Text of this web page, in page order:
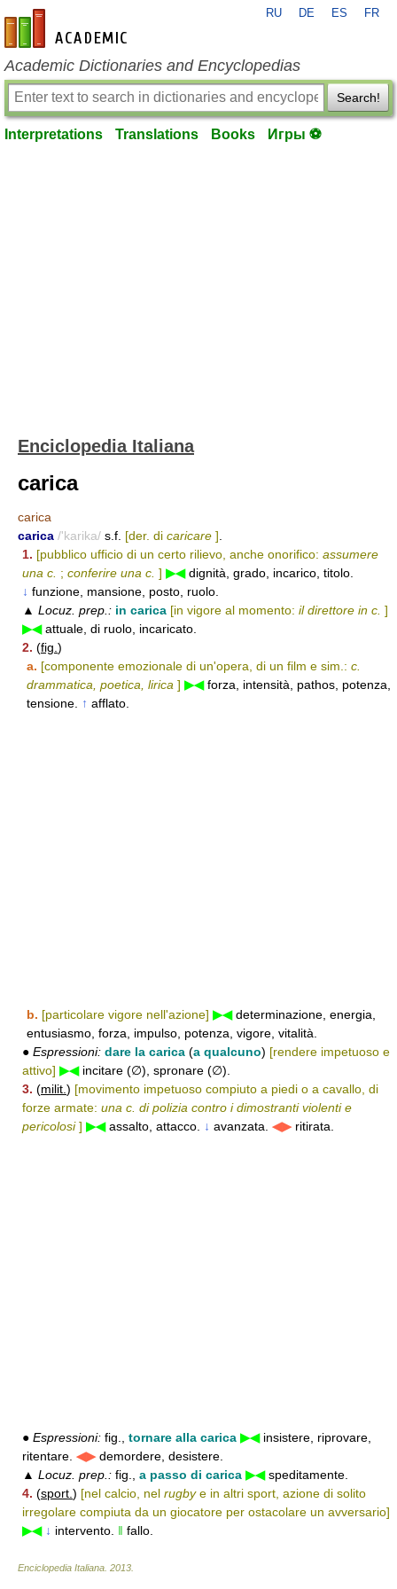
en-academic.com
RU DE ES FR
Academic Dictionaries and Encyclopedias
Search!
Interpretations Translations Books Игры ⚽
Enciclopedia Italiana
carica
carica
carica /'karika/ s.f. [der. di caricare ]
1. [pubblico ufficio di un certo rilievo, anche onorifico: assumere
una c. ; conferire una c. ] ▶◀dignità, grado, incarico, titolo.
↓ funzione, mansione, posto, ruolo.
▲ Locuz. prep.: in carica [in vigore al momento: il direttore in c. ]
▶◀attuale, di ruolo, incaricato.
2. (fig. )
a. [componente emozionale di un'opera, di un film e sim.: c.
drammatica, poetica, lirica ] ▶◀forza, intensità, pathos, potenza,
tensione.
↑ afflato.
b. [particolare vigore nell'azione] ▶◀determinazione, energia,
entusiasmo, forza, impulso, potenza, vigore, vitalità.
● Espressioni: dare la carica (a qualcuno) [rendere impetuoso e
attivo] ▶◀incitare (∅), spronare (∅).
3. (milit. ) [movimento impetuoso compiuto a piedi o a cavallo, di
forze armate: una c. di polizia contro i dimostranti violenti e
pericolosi] ▶◀assalto, attacco. ↓ avanzata. ◀▶ritirata.
● Espressioni: fig., tornare alla carica ▶◀insistere, riprovare,
ritentare. ◀▶demordere, desistere.
▲ Locuz. prep.: fig., a passo di carica ▶◀speditamente.
4. (sport. ) [nel calcio, nel rugbye in altri sport, azione di solito
irregolare compiuta da un giocatore per ostacolare un avversario]
▶◀ ↓ intervento. ‖ fallo.
Enciclopedia Italiana 2013